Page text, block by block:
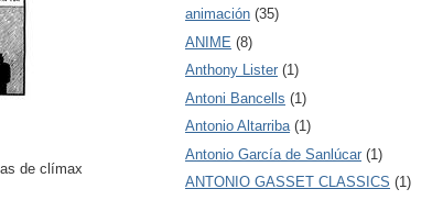
de clímax
animación (35)
ANIME (8)
Anthony Lister (1)
Antoni Bancells (1)
Antonio Altarriba (1)
Antonio García de Sanlúcar (1)
ANTONIO GASSET CLASSICS (1)